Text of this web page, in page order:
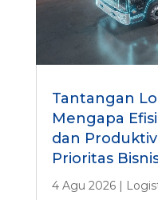
Tantangan
Mengapa
dan
Prioritas
4 Agu 2026|